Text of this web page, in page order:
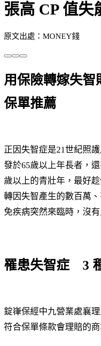
張高 CP 值失
原文出處：MONEY錢
用保險轉嫁失
保單推薦
正因失智症是21世紀照
發於65歲以上年長者，
歲以上的青壯年，最好
轉因失智產生的數百萬
免疾病突然來臨時，沒
罹患失智症 3
錠嵂保經中九營業處襄
符合保單條款會理賠的